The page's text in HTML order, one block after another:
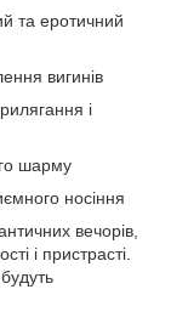
та еротичний
вигинів
і
шарму
носіння
вечорів,
і пристрасті.